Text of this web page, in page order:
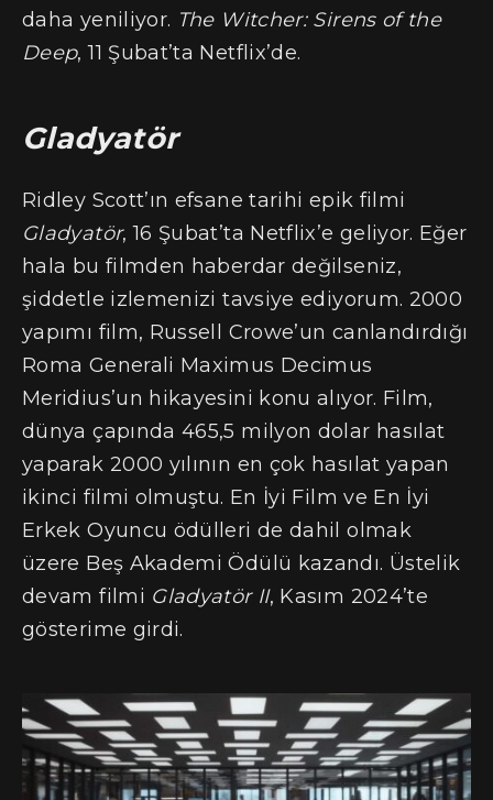
daha yeniliyor. The Witcher: Sirens of the
Deep, 11 Şubat’ta Netflix’de.
Gladyatör
Ridley Scott’ın efsane tarihi epik filmi
Gladyatör, 16 Şubat’ta Netflix’e geliyor. Eğer
hala bu filmden haberdar değilseniz,
şiddetle izlemenizi tavsiye ediyorum. 2000
yapımı film, Russell Crowe’un canlandırdığı
Roma Generali Maximus Decimus
Meridius’un hikayesini konu alıyor. Film,
dünya çapında 465,5 milyon dolar hasılat
yaparak 2000 yılının en çok hasılat yapan
ikinci filmi olmuştu. En İyi Film ve En İyi
Erkek Oyuncu ödülleri de dahil olmak
üzere Beş Akademi Ödülü kazandı. Üstelik
devam filmi Gladyatör II, Kasım 2024’te
gösterime girdi.